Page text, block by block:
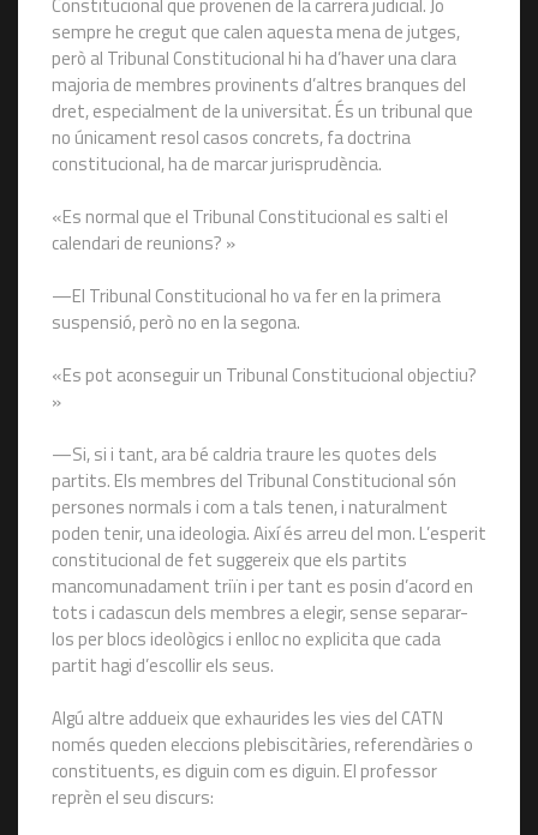
sempre he cregut que calen aquesta mena de jutges,
però al Tribunal Constitucional hi ha d’haver una clara
majoria de membres provinents d’altres branques del
dret, especialment de la universitat. És un tribunal que
no únicament resol casos concrets, fa doctrina
constitucional, ha de marcar jurisprudència.
«Es normal que el Tribunal Constitucional es salti el
calendari de reunions? »
—El Tribunal Constitucional ho va fer en la primera
suspensió, però no en la segona.
«Es pot aconseguir un Tribunal Constitucional objectiu?
»
—Si, si i tant, ara bé caldria traure les quotes dels
partits. Els membres del Tribunal Constitucional són
persones normals i com a tals tenen, i naturalment
poden tenir, una ideologia. Així és arreu del mon. L’esperit
constitucional de fet suggereix que els partits
mancomunadament triïn i per tant es posin d’acord en
tots i cadascun dels membres a elegir, sense separar-
los per blocs ideològics i enlloc no explicita que cada
partit hagi d’escollir els seus.
Algú altre addueix que exhaurides les vies del CATN
només queden eleccions plebiscitàries, referendàries o
constituents, es diguin com es diguin. El professor
reprèn el seu discurs: